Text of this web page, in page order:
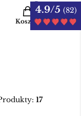
Produkty w
Koszyk
17
4.9/5 (82)